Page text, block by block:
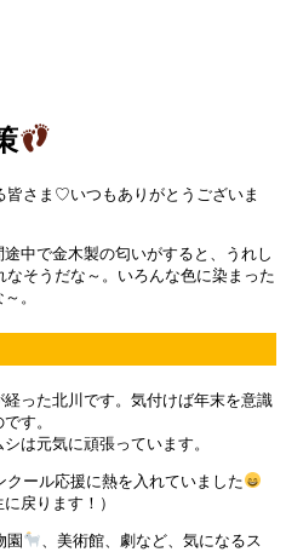
皆さま♡いつもありがとうございま
中で金木製の匂いがすると、うれし
なそうだな～。いろんな色に染まった
。
った北川です。気付けば年末を意識
ね。早いものです。
は元気に頑張っています。
クール応援に熱を入れていました
戻ります！）
園
、美術館、劇など、気になるス